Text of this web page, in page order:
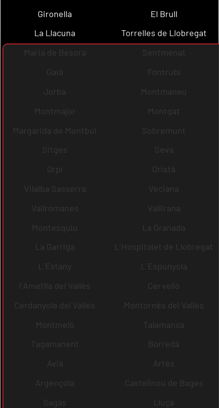
Gironella
El Brull
La Llacuna
Torrelles de Llobregat
Maria de Besora
Sentmenat
Gaià
Fontrubí
Jorba
Montmaneu
Montmajor
Montgat
Margarida de Montbui
Sobremunt
Sitges
Seva
Orpí
Oristà
Vilalba Sasserra
Veciana
Vallromanes
Vallirana
Montesquiu
La Granada
La Garriga
L´Hospitalet de Llobregat
L´Estany
L´Espunyola
l´Ametlla del Vallès
Cervelló
Cerdanyola del Vallès
Montornès del Vallès
Montmeló
Talamanca
Tagamanent
Borredà
Avià
Artés
Argençola
Castellnou de Bages
Sagàs
Lluçà